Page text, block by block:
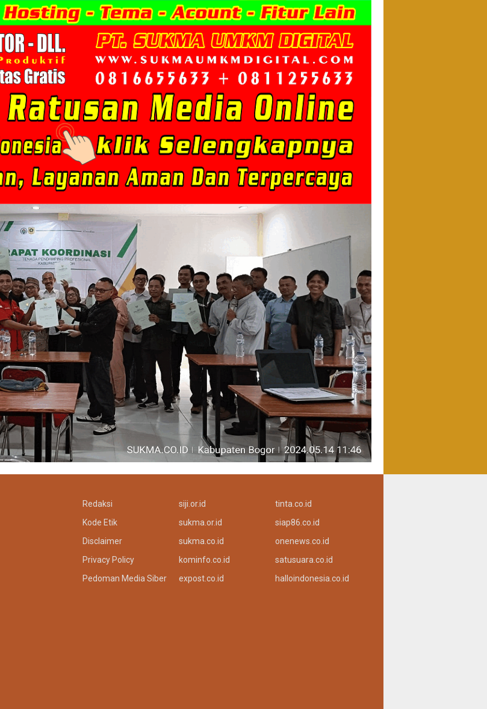
Redaksi
Kode Etik
Disclaimer
Privacy Policy
Pedoman Media Siber
siji.or.id
sukma.or.id
sukma.co.id
kominfo.co.id
expost.co.id
tinta.co.id
siap86.co.id
onenews.co.id
satusuara.co.id
halloindonesia.co.id